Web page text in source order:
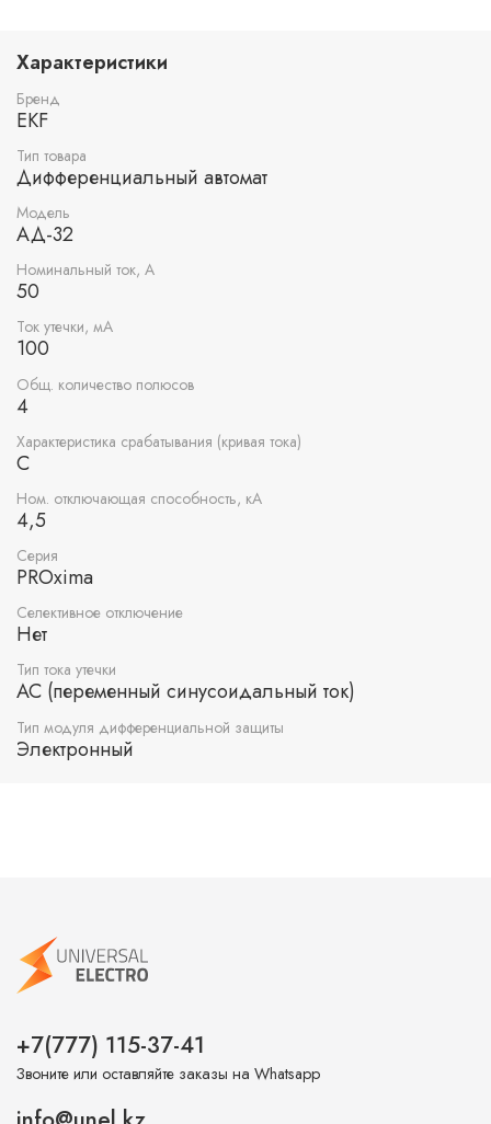
номинальная отключающая способность составляет 4,5кА.
Характеристики
Бренд
EKF
Тип товара
Дифференциальный автомат
Модель
АД-32
Номинальный ток, А
50
Ток утечки, мА
100
Общ. количество полюсов
4
Характеристика срабатывания (кривая тока)
C
Ном. отключающая способность, кА
4,5
Серия
PROxima
Селективное отключение
Нет
Тип тока утечки
AC (переменный синусоидальный ток)
Тип модуля дифференциальной защиты
Электронный
+7(777) 115-37-41
Звоните или оставляйте заказы на Whatsapp